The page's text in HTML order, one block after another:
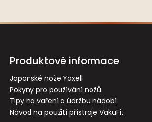
Produktové informace
Japonské nože Yaxell
Pokyny pro používání nožů
Tipy na vaření a údržbu nádobí
Návod na použití přístroje VakuFit